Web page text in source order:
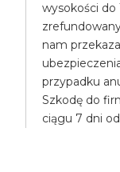
wysokości do
nam
przypadku
Szkodę do
ciągu 7 dni